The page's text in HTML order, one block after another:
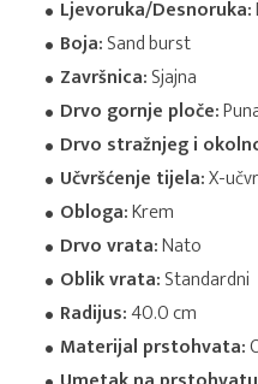
Ljevoruka/Desnoruka:
Boja:Sand burst
Završnica:Sjajna
Drvo gornje ploče:
Drvo stražnjeg i
Učvršćenje tijela:X-
Obloga:Krem
Drvo vrata:Nato
Oblik vrata:Standardni
Radijus:40.0 cm
Materijal prstohvata: